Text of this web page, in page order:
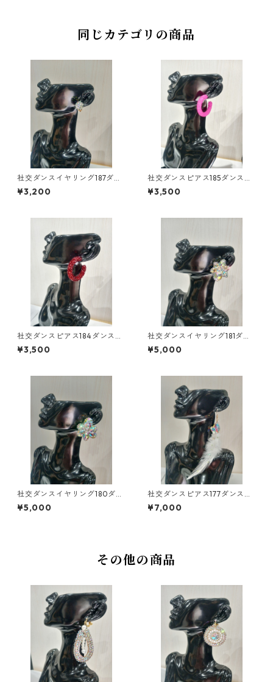
同じカテゴリの商品
社交ダンスイヤリング187ダン
スアクセサリーベリーダンス
ブライダルアクセサリー
¥3,200
社交ダンスピアス185ダンスア
クセサリーベリーダンスブラ
イダルアクセサリー
¥3,500
社交ダンスピアス184ダンスア
クセサリーベリーダンスブラ
イダルアクセサリー
¥3,500
社交ダンスイヤリング181ダン
スアクセサリーベリーダンス
ブライダルアクセサリー
¥5,000
社交ダンスイヤリング180ダン
スアクセサリーベリーダンス
ブライダルアクセサリー
¥5,000
社交ダンスピアス177ダンスア
クセサリーベリーダンスブラ
イダルアクセサリー
¥7,000
その他の商品